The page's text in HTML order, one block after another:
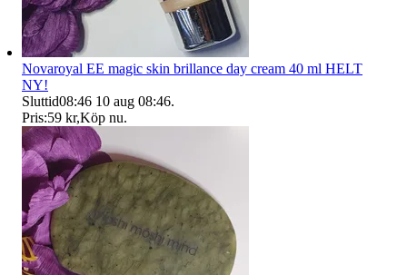
Novaroyal EE magic skin brillance day cream 40 ml HELT
NY!
Sluttid08:46 10 aug 08:46.
Pris:59 kr,Köp nu.